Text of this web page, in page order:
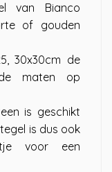
van Bianco
of gouden
30x30cm de
maten op
is geschikt
is dus ook
voor een